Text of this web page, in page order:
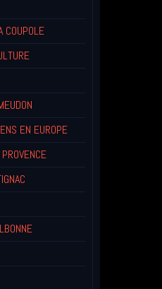
COUPOLE
EN EUROPE